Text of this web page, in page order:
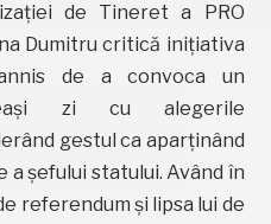
de Tineret a PRO
Dumitru critică inițiativa
de a convoca un
zi cu alegerile
gestul ca aparținând
șefului statului. Având în
referendum și lipsa lui de